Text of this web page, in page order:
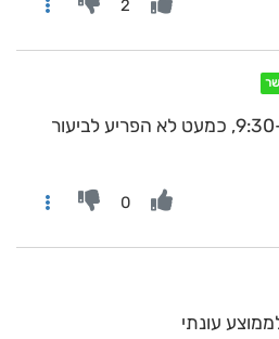
2
היה גשם דק כאן ב9:30-10:00, כמעט לא הפריע לביעור
0